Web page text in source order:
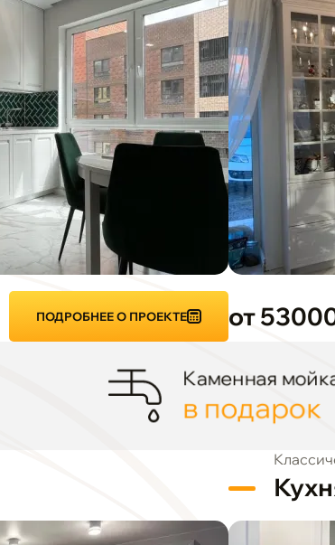
ПОДРОБНЕЕ О ПРОЕКТЕ от
Каменная мойка
в подарок